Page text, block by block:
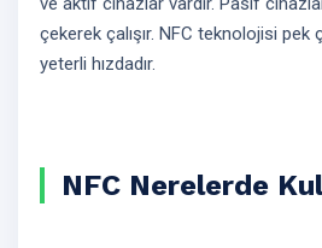
çekerek çalışır. NFC teknolojisi pek
yeterli hızdadır.
NFC Nerelerde